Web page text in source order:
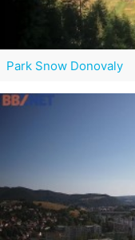
Park Snow Donovaly